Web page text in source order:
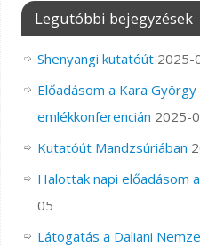
Legutóbbi bejegyzések
Shenyangi kutatóút 2025-
Előadásom a Kara
emlékkonferencián 2025-
Kutatóút Mandzsúriában
Halottak napi előadásom
05
Látogatás a Daliani